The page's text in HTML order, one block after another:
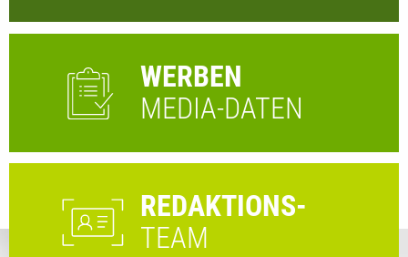
WERBEN
MEDIA-DATEN
REDAKTIONS-
TEAM